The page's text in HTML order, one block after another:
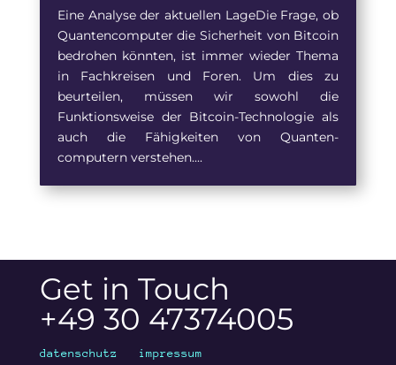
Eine Analyse der aktuellen LageDie Frage, ob
Quantencomputer die Sicherheit von Bitcoin
bedrohen könnten, ist immer wieder Thema
in Fachkreisen und Foren. Um dies zu
beurteilen, müssen wir sowohl die
Funktionsweise der Bitcoin-Technologie als
auch die Fähigkeiten von Quanten-
computern verstehen....
Get in Touch
+49 30 47374005
datenschutz impressum